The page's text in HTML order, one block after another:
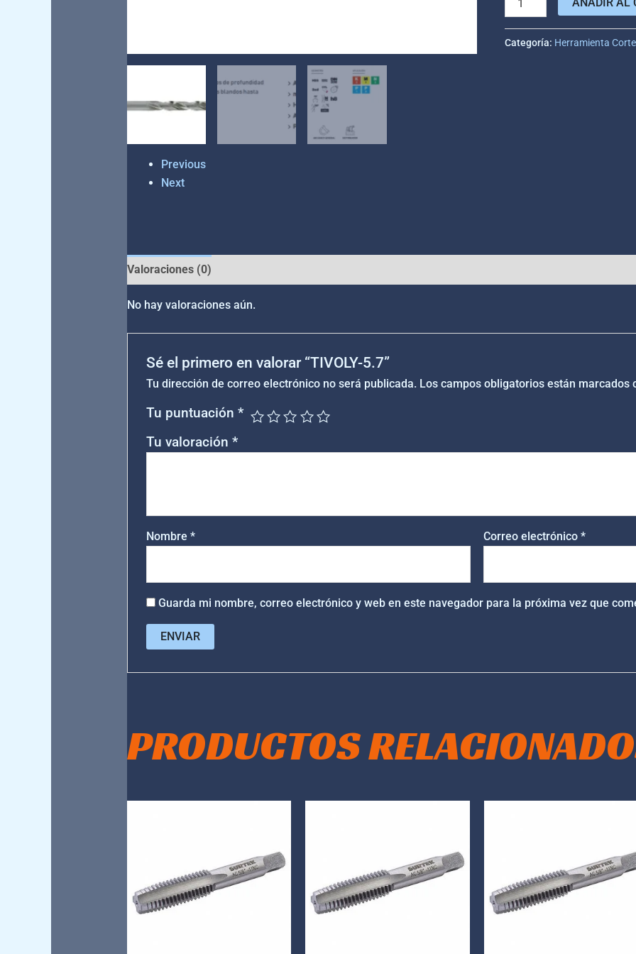
Previous
Next
Categoría: Herramienta Corte
Valoraciones (0)
No hay valoraciones aún.
Sé el primero en valorar “TIVOLY-5.7”
Tu dirección de correo electrónico no será publicada. Los campos obligatorios están marcados
Tu puntuación*
Tu valoración*
Nombre* Correo electrónico*
Guarda mi nombre, correo electrónico y web en este navegador para la próxima vez que
PRODUCTOS